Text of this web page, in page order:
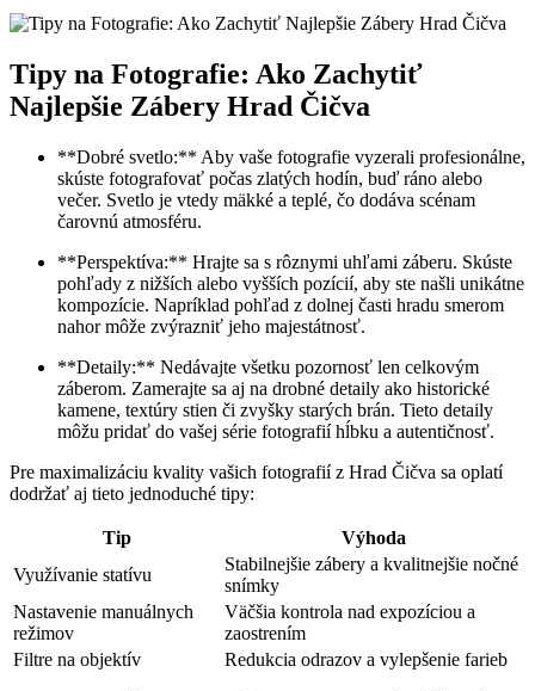
Tipy na Fotografie: Ako Zachytiť
Najlepšie Zábery Hrad Čičva
**Dobré svetlo:** Aby vaše fotografie vyzerali profesionálne,
skúste fotografovať počas zlatých hodín, buď ráno alebo
večer. Svetlo je vtedy mäkké a teplé, čo dodáva scénam
čarovnú atmosféru.
**Perspektíva:** Hrajte sa s rôznymi uhľami záberu. Skúste
pohľady z nižších alebo vyšších pozícií, aby ste našli unikátne
kompozície. Napríklad pohľad z dolnej časti hradu smerom
nahor môže zvýrazniť jeho majestátnosť.
**Detaily:** Nedávajte všetku pozornosť len celkovým
záberom. Zamerajte sa aj na drobné detaily ako historické
kamene, textúry stien či zvyšky starých brán. Tieto detaily
môžu pridať do vašej série fotografií hĺbku a autentičnosť.
Pre maximalizáciu kvality vašich fotografií z Hrad Čičva sa oplatí
dodržať aj tieto jednoduché tipy:
Tip
Výhoda
Využívanie statívu
Stabilnejšie zábery a kvalitnejšie nočné
snímky
Nastavenie manuálnych
režimov
Väčšia kontrola nad expozíciou a
zaostrením
Filtre na objektív
Redukcia odrazov a vylepšenie farieb